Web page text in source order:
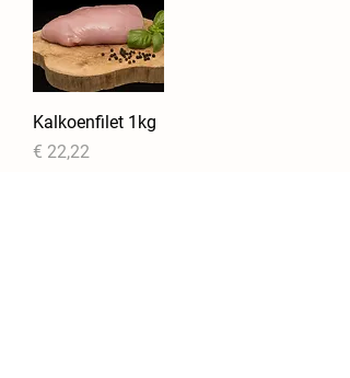
Kalkoenfilet 1kg
Prijs
€ 22,22